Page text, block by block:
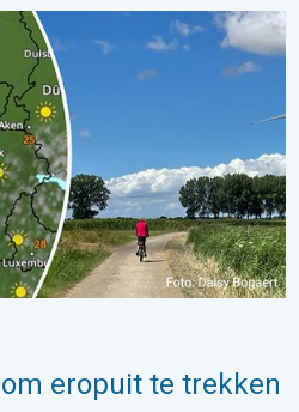
te trekken. Weekendweer. . .
eropuit te trekken